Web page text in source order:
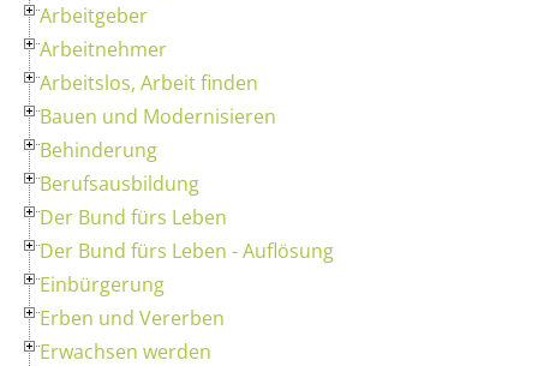
Arbeitgeber
Arbeitnehmer
Arbeitslos, Arbeit finden
Bauen und Modernisieren
Behinderung
Berufsausbildung
Der Bund fürs Leben
Der Bund fürs Leben - Auflösung
Einbürgerung
Erben und Vererben
Erwachsen werden